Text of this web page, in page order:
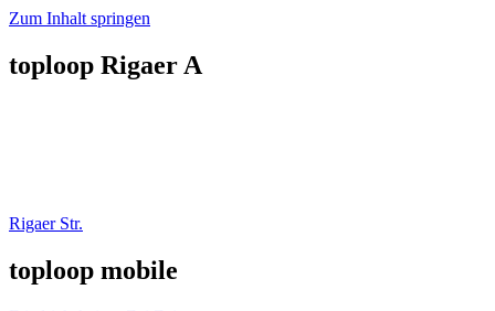
Zum Inhalt springen
toploop Rigaer A
Rigaer Str.
toploop mobile